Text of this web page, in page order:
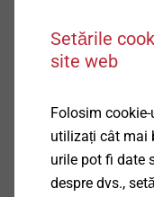
Domenii de
Setările
site web
Folosim
utilizați cât mai
urile pot fi date
despre dvs.,